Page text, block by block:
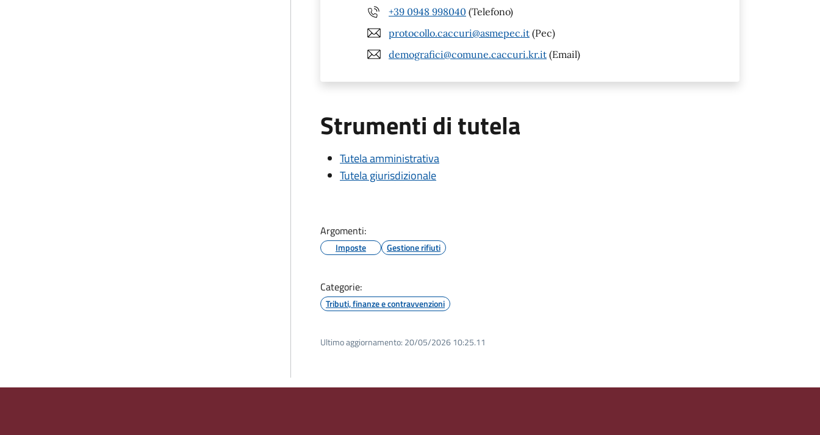
+39 0948 998040 (Telefono)
protocollo.caccuri@asmepec.it (Pec)
demografici@comune.caccuri.kr.it (Email)
Strumenti di tutela
Tutela amministrativa
Tutela giurisdizionale
Argomenti:
Imposte Gestione rifiuti
Categorie:
Tributi, finanze e contravvenzioni
Ultimo aggiornamento: 20/05/2026 10:25.11